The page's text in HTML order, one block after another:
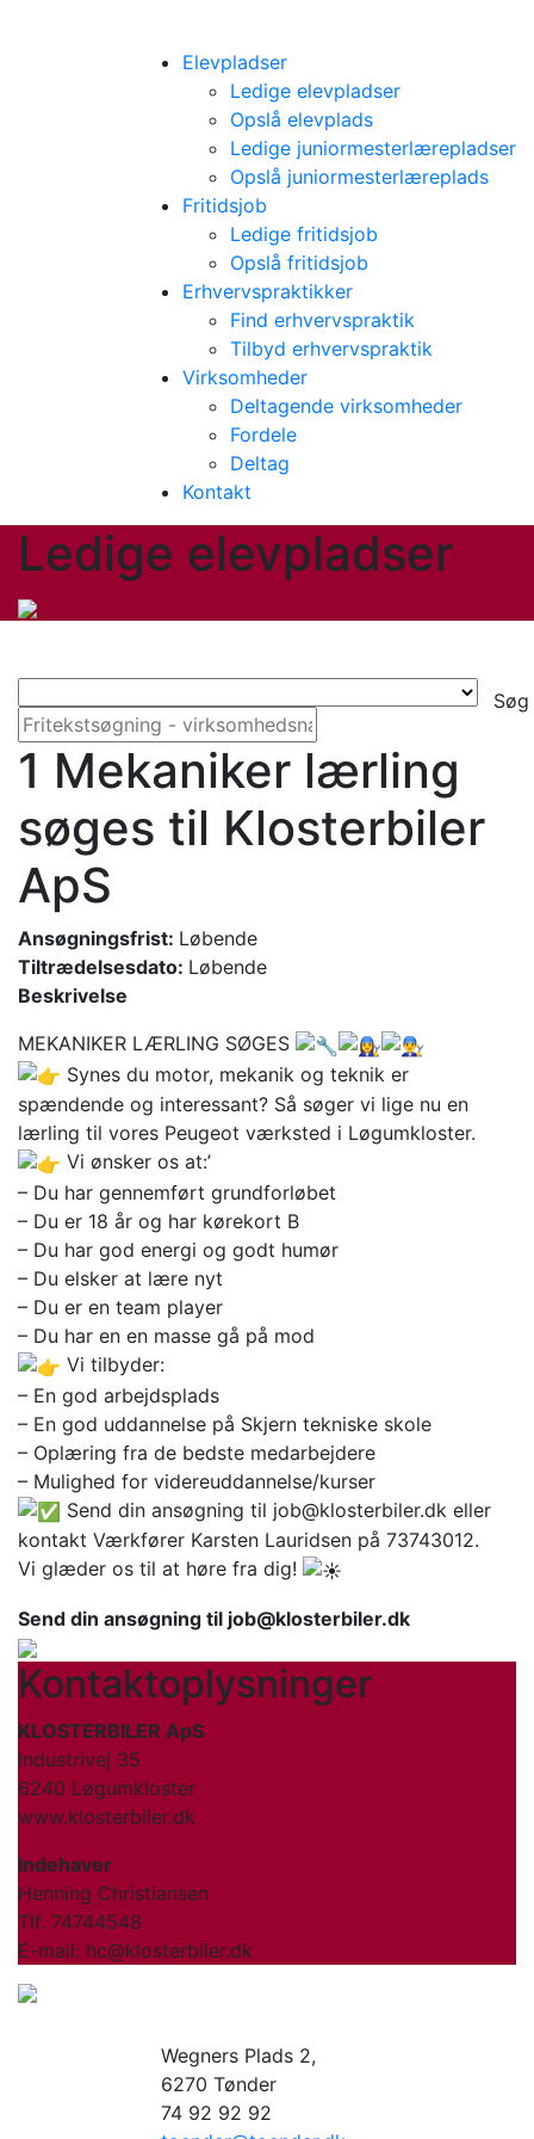
Elevpladser
Ledige elevpladser
Opslå elevplads
Ledige juniormesterlærepladser
Opslå juniormesterlæreplads
Fritidsjob
Ledige fritidsjob
Opslå fritidsjob
Erhvervspraktikker
Find erhvervspraktik
Tilbyd erhvervspraktik
Virksomheder
Deltagende virksomheder
Fordele
Deltag
Kontakt
Ledige elevpladser
Søg
1 Mekaniker lærling
søges til Klosterbiler
ApS
Ansøgningsfrist: Løbende
Tiltrædelsesdato: Løbende
Beskrivelse
MEKANIKER LÆRLING SØGES
Synes du motor, mekanik og teknik er
spændende og interessant? Så søger vi lige nu en
lærling til vores Peugeot værksted i Løgumkloster.
Vi ønsker os at:’
– Du har gennemført grundforløbet
– Du er 18 år og har kørekort B
– Du har god energi og godt humør
– Du elsker at lære nyt
– Du er en team player
– Du har en en masse gå på mod
Vi tilbyder:
– En god arbejdsplads
– En god uddannelse på Skjern tekniske skole
– Oplæring fra de bedste medarbejdere
– Mulighed for videreuddannelse/kurser
Send din ansøgning til job@klosterbiler.dk eller
kontakt Værkfører Karsten Lauridsen på 73743012.
Vi glæder os til at høre fra dig!
Send din ansøgning til job@klosterbiler.dk
Kontaktoplysninger
KLOSTERBILER ApS
Industrivej 35
6240 Løgumkloster
www.klosterbiler.dk
Indehaver
Henning Christiansen
Tlf. 74744548
E-mail: hc@klosterbiler.dk
Wegners Plads 2,
6270 Tønder
74 92 92 92